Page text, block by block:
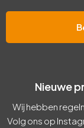
Nieuwe
Wij hebben
Volg ons op